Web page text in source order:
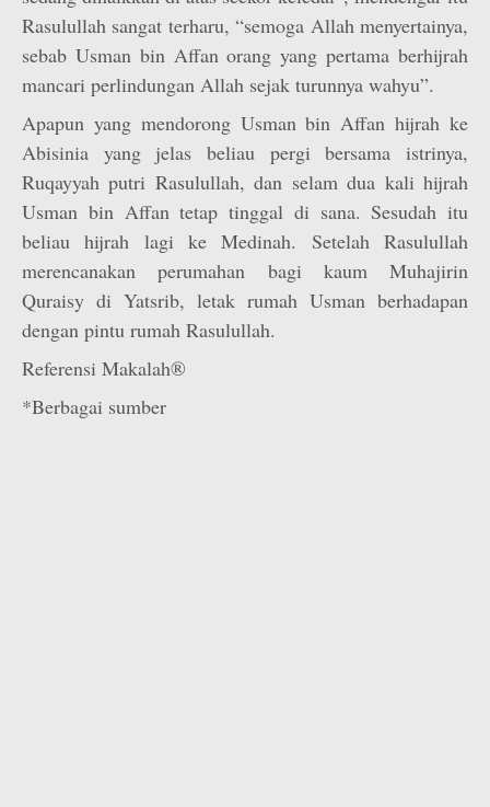
Rasulullah sangat terharu, “semoga Allah menyertainya,
sebab Usman bin Affan orang yang pertama berhijrah
mancari perlindungan Allah sejak turunnya wahyu”.
Apapun yang mendorong Usman bin Affan hijrah ke
Abisinia yang jelas beliau pergi bersama istrinya,
Ruqayyah putri Rasulullah, dan selam dua kali hijrah
Usman bin Affan tetap tinggal di sana. Sesudah itu
beliau hijrah lagi ke Medinah. Setelah Rasulullah
merencanakan perumahan bagi kaum Muhajirin
Quraisy di Yatsrib, letak rumah Usman berhadapan
dengan pintu rumah Rasulullah.
Referensi Makalah®
*Berbagai sumber